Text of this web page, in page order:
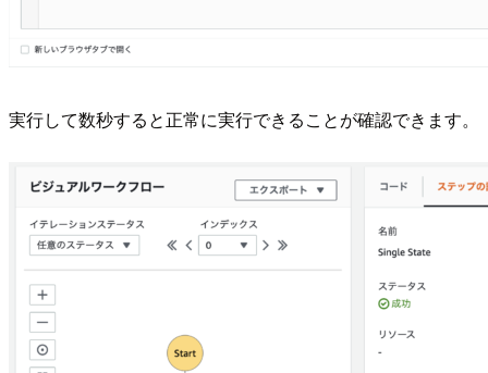
実行して数秒すると正常に実行できることが確認できます。